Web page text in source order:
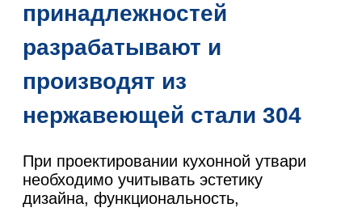
принадлежностей
разрабатывают и
производят из
нержавеющей стали 304
При проектировании кухонной утвари
необходимо учитывать эстетику
дизайна, функциональность,